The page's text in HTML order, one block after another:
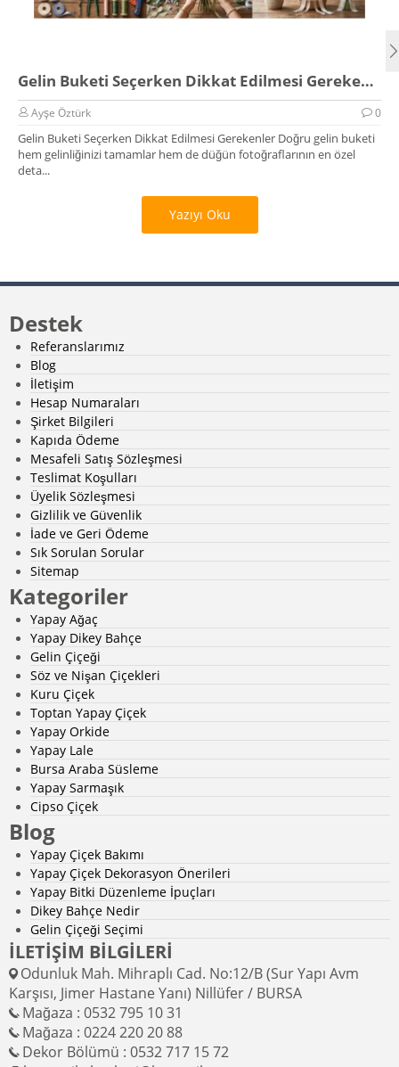
Gelin Buketi Seçerken Dikkat Edilmesi Gerekenler
Ayşe Öztürk 0
Gelin Buketi Seçerken Dikkat Edilmesi Gerekenler Doğru gelin buketi
hem gelinliğinizi tamamlar hem de düğün fotoğraflarının en özel
deta...
Yazıyı Oku
Destek
Referanslarımız
Blog
İletişim
Hesap Numaraları
Şirket Bilgileri
Kapıda Ödeme
Mesafeli Satış Sözleşmesi
Teslimat Koşulları
Üyelik Sözleşmesi
Gizlilik ve Güvenlik
İade ve Geri Ödeme
Sık Sorulan Sorular
Sitemap
Kategoriler
Yapay Ağaç
Yapay Dikey Bahçe
Gelin Çiçeği
Söz ve Nişan Çiçekleri
Kuru Çiçek
Toptan Yapay Çiçek
Yapay Orkide
Yapay Lale
Bursa Araba Süsleme
Yapay Sarmaşık
Cipso Çiçek
Blog
Yapay Çiçek Bakımı
Yapay Çiçek Dekorasyon Önerileri
Yapay Bitki Düzenleme İpuçları
Dikey Bahçe Nedir
Gelin Çiçeği Seçimi
İLETİŞİM BİLGİLERİ
Odunluk Mah. Mihraplı Cad. No:12/B (Sur Yapı Avm
Karşısı, Jimer Hastane Yanı) Nillüfer / BURSA
Mağaza : 0532 795 10 31
Mağaza : 0224 220 20 88
Dekor Bölümü : 0532 717 15 72